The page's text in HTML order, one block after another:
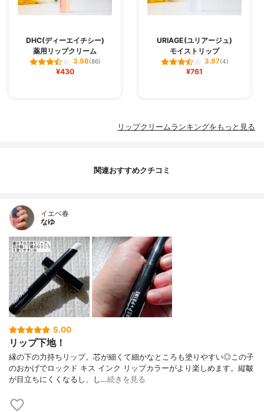
DHC(ディーエイチシー)
薬用リップクリーム
3.98(86)
¥430
URIAGE(ユリアージュ)
モイストリップ
3.97(4)
¥761
リップクリームランキングをもっと見る
関連おすすめクチコミ
イエベ春
なゆ
5.00
リップ下地！
縁の下の力持ちリップ。芯が細くて細かなところも塗りやすい◎この子
のおかげでロックド キス インク リップカラーがより楽しめます。縦皺
が目立ちにくくなるし、し…続きを見る